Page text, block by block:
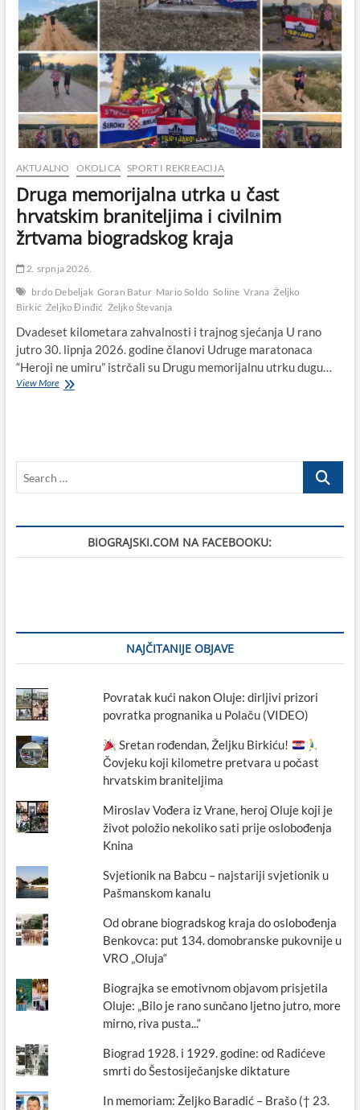
AKTUALNO OKOLICA SPORT I REKREACIJA
Druga memorijalna utrka u čast
hrvatskim braniteljima i civilnim
žrtvama biogradskog kraja
2. srpnja 2026.
brdo Debeljak Goran Batur Mario Soldo Soline Vrana Željko
Birkić Željko Đinđić Željko Števanja
Dvadeset kilometara zahvalnosti i trajnog sjećanja U rano
jutro 30. lipnja 2026. godine članovi Udruge maratonaca
“Heroji ne umiru” istrčali su Drugu memorijalnu utrku dugu…
View MoreDruga
i
biogradskog
Search
BIOGRAJSKI.COM NA FACEBOOKU:
NAJČITANIJE OBJAVE
Povratak kući nakon Oluje: dirljivi prizori
povratka prognanika u Polaču (VIDEO)
Sretan rođendan, Željku Birkiću!
Čovjeku koji kilometre pretvara u počast
hrvatskim braniteljima
Miroslav Vođera iz Vrane, heroj Oluje koji je
život položio nekoliko sati prije oslobođenja
Knina
Svjetionik na Babcu – najstariji svjetionik u
Pašmanskom kanalu
Od obrane biogradskog kraja do oslobođenja
Benkovca: put 134. domobranske pukovnije u
VRO „Oluja“
Biograjka se emotivnom objavom prisjetila
Oluje: „Bilo je rano sunčano ljetno jutro, more
mirno, riva pusta...“
Biograd 1928. i 1929. godine: od Radićeve
smrti do Šestosiječanjske diktature
In memoriam: Željko Baradić – Brašo († 23.